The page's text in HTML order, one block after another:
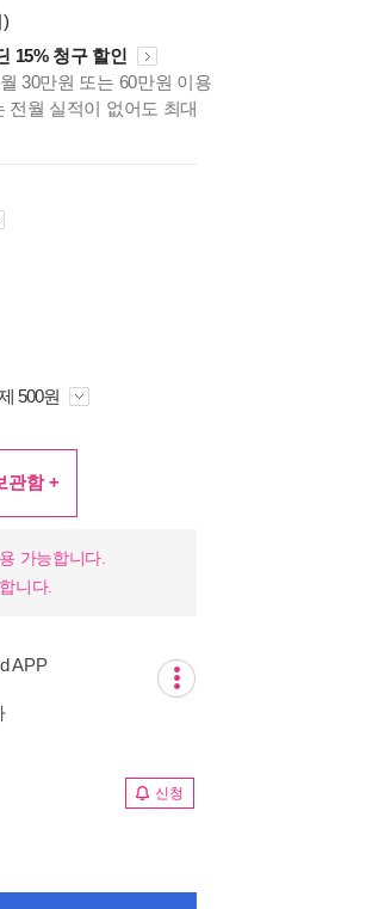
15% 청구 할인
30만원 또는 60만원 이용
전월 실적이 없어도 최대
500원
관함 +
가능합니다.
니다.
APP
신청